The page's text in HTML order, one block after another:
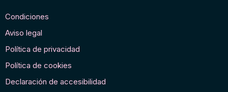
Condiciones
Aviso legal
Política de privacidad
Política de cookies
Declaración de accesibilidad